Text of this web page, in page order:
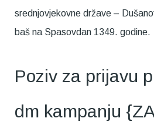
srednjovjekovne države –
baš na Spasovdan 1349. godine.
Poziv za prijavu
dm kampanju